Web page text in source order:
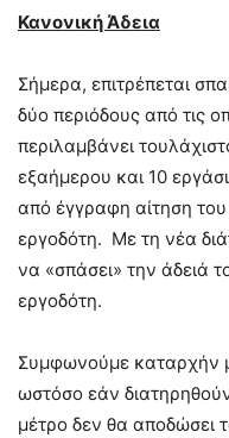
Κανονική Άδεια
Σήμερα, επιτρέπεται
δύο περιόδους από τις
περιλαμβάνει
εξαήμερου και 10
από έγγραφη αίτηση
εργοδότη. Με τη νέα
να «σπάσει» την άδειά
εργοδότη.
Συμφωνούμε καταρχήν
ωστόσο εάν
μέτρο δεν θα αποδώσει